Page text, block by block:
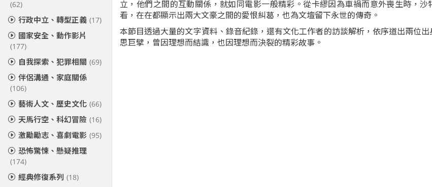
(62)
行政中立、轉型正義 (17)
國家安全、動作影片
(177)
自我探索、犯罪相關 (69)
伴侶溝通、家庭關係
(106)
藝術人文、歷史文化 (66)
天馬行空、科幻冒險 (16)
激勵勵志、喜劇電影 (95)
恐怖驚悚、懸疑推理
(174)
經典修復系列 (18)
立，他們之間的互動關係，就如同電影一般精彩。從卡繆因為車禍而意外喪生時，沙
看，在在都顯示出兩大文豪之間的愛恨糾葛，也為文壇留下永世的傳奇。
本節目透過大量的文字資料、錄音紀錄，還有文化工作者的訪談解析，依序道出兩位
思巨擘，曾因理想而結識，也因理想而決裂的精彩故事。